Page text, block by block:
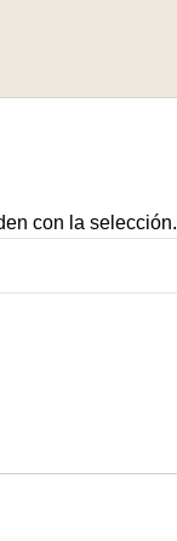
con la selección.